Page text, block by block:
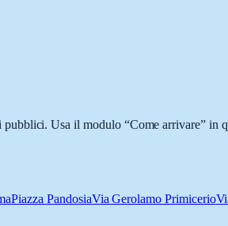
Usa il modulo “Come arrivare” in
Piazza PandosiaVia Gerolamo Primicerio